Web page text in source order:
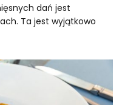
dań jest
Ta jest wyjątkowo